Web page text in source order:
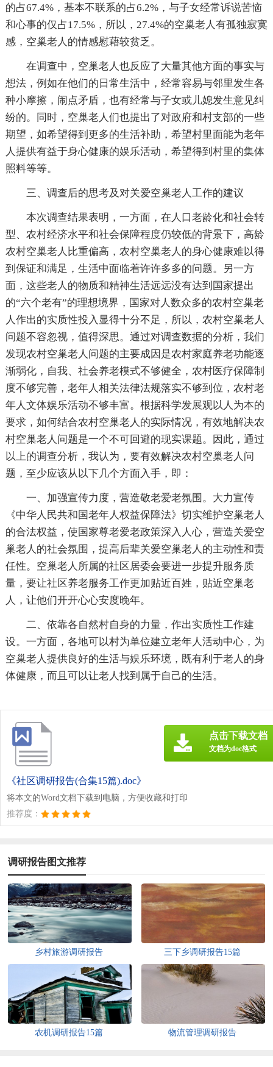
的占67.4%，基本不联系的占6.2%，与子女经常诉说苦恼
和心事的仅占17.5%，所以，27.4%的空巢老人有孤独寂寞
感，空巢老人的情感慰藉较贫乏。
在调查中，空巢老人也反应了大量其他方面的事实与
想法，例如在他们的日常生活中，经常容易与邻里发生各
种小摩擦，闹点矛盾，也有经常与子女或儿媳发生意见纠
纷的。同时，空巢老人们也提出了对政府和村支部的一些
期望，如希望得到更多的生活补助，希望村里面能为老年
人提供有益于身心健康的娱乐活动，希望得到村里的集体
照料等等。
三、调查后的思考及对关爱空巢老人工作的建议
本次调查结果表明，一方面，在人口老龄化和社会转
型、农村经济水平和社会保障程度仍较低的背景下，高龄
农村空巢老人比重偏高，农村空巢老人的身心健康难以得
到保证和满足，生活中面临着许许多多的问题。另一方
面，这些老人的物质和精神生活远远没有达到国家提出
的“六个老有”的理想境界，国家对人数众多的农村空巢老
人作出的实质性投入显得十分不足，所以，农村空巢老人
问题不容忽视，值得深思。通过对调查数据的分析，我们
发现农村空巢老人问题的主要成因是农村家庭养老功能逐
渐弱化，自我、社会养老模式不够健全，农村医疗保障制
度不够完善，老年人相关法律法规落实不够到位，农村老
年人文体娱乐活动不够丰富。根据科学发展观以人为本的
要求，如何结合农村空巢老人的实际情况，有效地解决农
村空巢老人问题是一个不可回避的现实课题。因此，通过
以上的调查分析，我认为，要有效解决农村空巢老人问
题，至少应该从以下几个方面入手，即：
一、加强宣传力度，营造敬老爱老氛围。大力宣传
《中华人民共和国老年人权益保障法》切实维护空巢老人
的合法权益，使国家尊老爱老政策深入人心，营造关爱空
巢老人的社会氛围，提高后辈关爱空巢老人的主动性和责
任性。空巢老人所属的社区居委会要进一步提升服务质
量，要让社区养老服务工作更加贴近百姓，贴近空巢老
人，让他们开开心心安度晚年。
二、依靠各自然村自身的力量，作出实质性工作建
设。一方面，各地可以村为单位建立老年人活动中心，为
空巢老人提供良好的生活与娱乐环境，既有利于老人的身
体健康，而且可以让老人找到属于自己的生活。
《社区调研报告(合集15篇).doc》
将本文的Word文档下载到电脑，方便收藏和打印
推荐度：
点击下载文档
文档为doc格式
调研报告图文推荐
乡村旅游调研报告 三下乡调研报告15篇
农机调研报告15篇 物流管理调研报告